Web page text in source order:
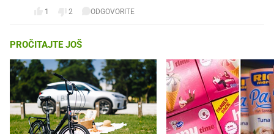
1 2 ODGOVORITE
PROČITAJTE JOŠ